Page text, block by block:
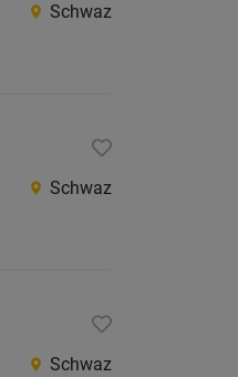
Schwaz
Schwaz
Schwaz